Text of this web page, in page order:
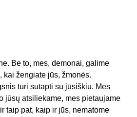
Be to, mes, demonai, galime
kai žengiate jūs, žmonės.
turi sutapti su jūsiškiu. Mes
jūsų atsiliekame, mes pietaujame
taip pat, kaip ir jūs, nematome